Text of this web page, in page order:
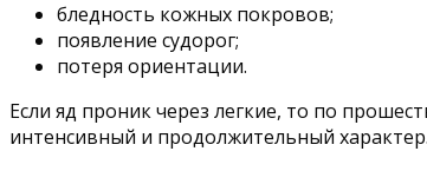
бледность кожных покровов;
появление судорог;
потеря ориентации.
Если яд проник через легкие, то по
интенсивный и продолжительный